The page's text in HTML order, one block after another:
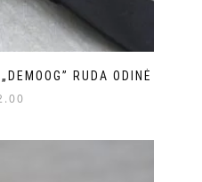
RUDA ODINĖ